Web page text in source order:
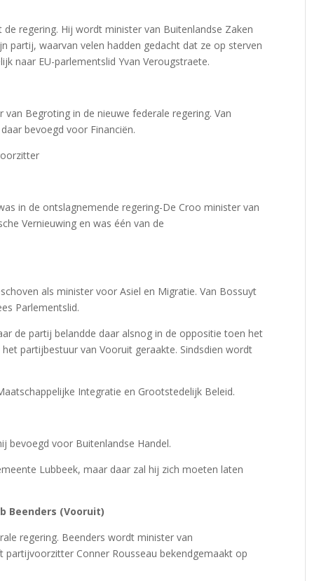
regering. Hij wordt minister van Buitenlandse Zaken
partij, waarvan velen hadden gedacht dat ze op sterven
naar EU-parlementslid Yvan Verougstraete.
Begroting in de nieuwe federale regering. Van
bevoegd voor Financiën.
in de ontslagnemende regering-De Croo minister van
Vernieuwing en was één van de
als minister voor Asiel en Migratie. Van Bossuyt
Parlementslid.
de partij belandde daar alsnog in de oppositie toen het
partijbestuur van Vooruit geraakte. Sindsdien wordt
Integratie en Grootstedelijk Beleid.
bevoegd voor Buitenlandse Handel.
Lubbeek, maar daar zal hij zich moeten laten
Beenders (Vooruit)
regering. Beenders wordt minister van
partijvoorzitter Conner Rousseau bekendgemaakt op